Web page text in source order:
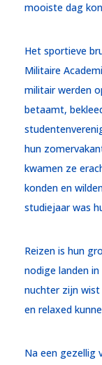
mooiste dag
Het sportieve
Militaire
militair werden
betaamt,
hun
kwamen ze
konden en
studiejaar was
Reizen is hun
nodige landen
nuchter zijn
en relaxed
Na een gezellig